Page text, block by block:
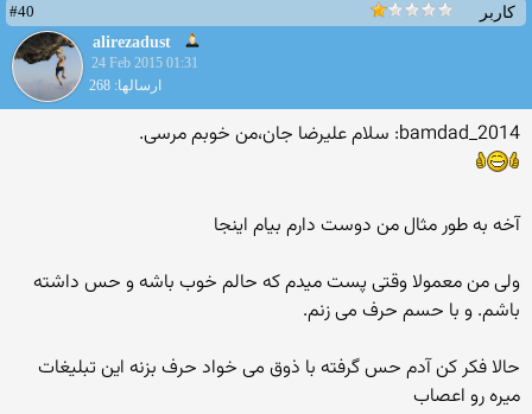
کاربر
#40
alirezadust
24 Feb 2015 01:31
ارسالها: 268
bamdad_2014: سلام علیرضا جان،من خوبم مرسی.
آخه به طور مثال من دوست دارم بیام اینجا
ولی من معمولا وقتی پست میدم که حالم خوب باشه و حس داشته
باشم. و با حسم حرف می زنم.
حالا فکر کن آدم حس گرفته با ذوق می خواد حرف بزنه این تبلیغات
میره رو اعصاب